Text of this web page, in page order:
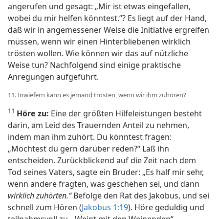
angerufen und gesagt: „Mir ist etwas eingefallen,
wobei du mir helfen könntest.“? Es liegt auf der Hand,
daß wir in angemessener Weise die Initiative ergreifen
müssen, wenn wir einen Hinterbliebenen wirklich
trösten wollen. Wie können wir das auf nützliche
Weise tun? Nachfolgend sind einige praktische
Anregungen aufgeführt.
11. Inwiefern kann es jemand trösten, wenn wir ihm zuhören?
11 Höre zu: Eine der größten Hilfeleistungen besteht
darin, am Leid des Trauernden Anteil zu nehmen,
indem man ihm zuhört. Du könntest fragen:
„Möchtest du gern darüber reden?“ Laß ihn
entscheiden. Zurückblickend auf die Zeit nach dem
Tod seines Vaters, sagte ein Bruder: „Es half mir sehr,
wenn andere fragten, was geschehen sei, und dann
wirklich zuhörten.“Befolge den Rat des Jakobus, und sei
schnell zum Hören (Jakobus 1:19). Höre geduldig und